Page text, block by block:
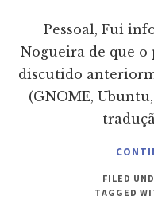
Pessoal, Fui
Nogueira de que o
discutido
(GNOME,
FILED
TAGGED